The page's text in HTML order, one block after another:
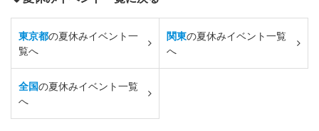
東京都の夏休みイベント一
覧へ
関東の夏休みイベント一覧
へ
全国の夏休みイベント一覧
へ